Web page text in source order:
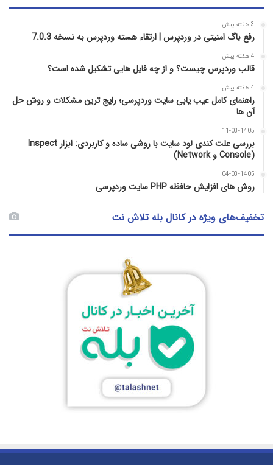
3 هفته پیش
رفع باگ امنیتی در وردپرس | ارتقاء هسته وردپرس به نسخه 7.0.3
4 هفته پیش
قالب وردپرس چیست؟ و از چه فایل­ هایی تشکیل شده است؟
4 هفته پیش
راهنمای کامل عیب‌ یابی سایت وردپرسی؛ رایج‌ ترین مشکلات و روش حل
آن‌ ها
11-03-1405
بررسی علت کندی لود سایت با روشی ساده و کاربردی: ابزار Inspect
(Console و Network)
04-03-1405
روش‌ های افزایش حافظه PHP سایت وردپرسی
تخفیف‌های ویژه در کانال بله تلاش نت